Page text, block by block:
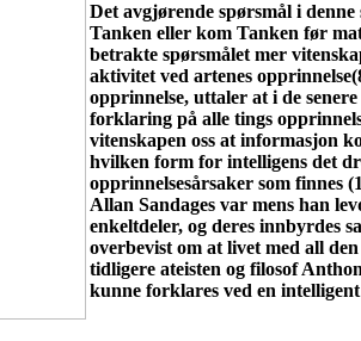
Det avgjørende spørsmål i
Tanken eller kom Tanken før
betrakte spørsmålet mer
aktivitet ved artenes
opprinnelse, uttaler at i de
forklaring på alle tings
vitenskapen oss at informasjon
hvilken form for intelligens det
opprinnelsesårsaker som finnes
Allan Sandages var mens han
enkeltdeler, og deres innbyrdes
overbevist om at livet med all
tidligere ateisten og filosof
kunne forklares ved en